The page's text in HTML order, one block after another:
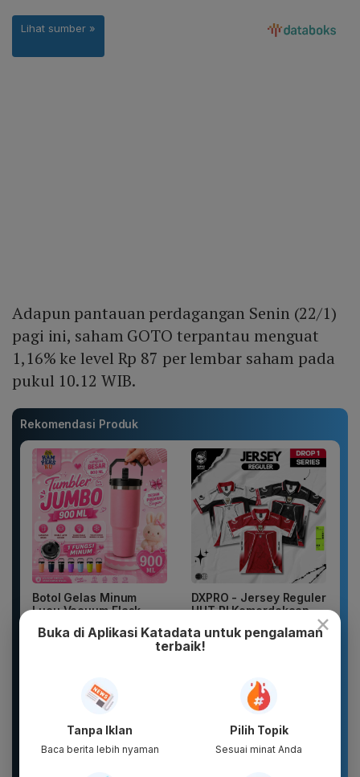
Adapun pantauan perdagangan Senin (22/1)
pagi ini, saham GOTO terpantau menguat
1,16% ke level Rp 87 per lembar saham pada
pukul 10.12 WIB.
Rekomendasi Produk
Botol Gelas Minum
Lucu Vacuum Flask
Stainless TUMBLER
900ML Coffee...
DXPRO - Jersey Reguler
HUT RI Kemerdekaan
Drop 1...
×
Buka di Aplikasi Katadata untuk pengalaman
terbaik!
Tanpa Iklan
Baca berita lebih nyaman
Pilih Topik
Sesuai minat Anda